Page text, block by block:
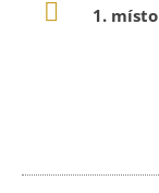
1. místo